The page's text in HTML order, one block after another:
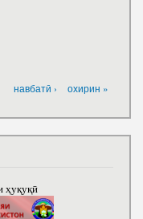
навбатӣ › охирин »
ҳуқуқӣ